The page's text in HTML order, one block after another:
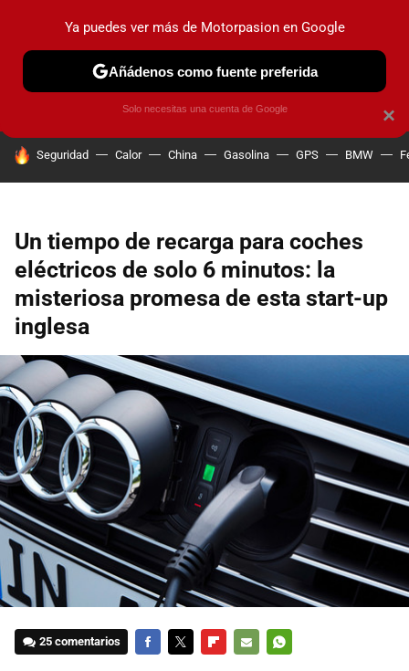
PRUEBAS COCHES ELÉCTRICOS OBSERVATORIO
HOY SE HABLA DE
Seguridad Calor China Gasolina GPS BMW
Un tiempo de recarga para coches
eléctricos de solo 6 minutos: la
misteriosa promesa de esta start-up
inglesa
25 comentarios
×
Ya puedes ver más de Motorpasion en Google
Añádenos como fuente preferida
Solo necesitas una cuenta de Google